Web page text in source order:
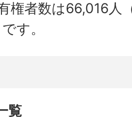
権者数は66,016人
す。​
覧